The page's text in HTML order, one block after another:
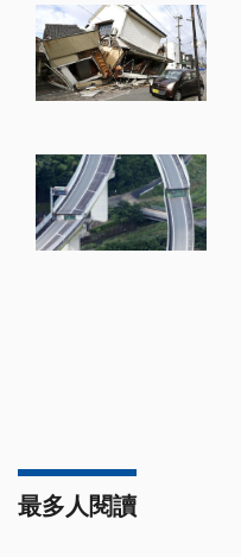
最多人閱讀